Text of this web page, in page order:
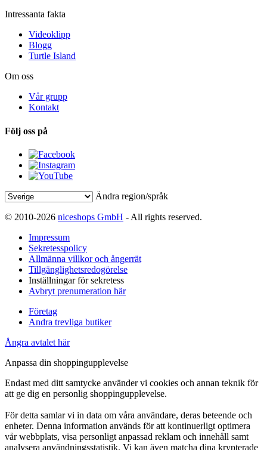
Intressanta fakta
Videoklipp
Blogg
Turtle Island
Om oss
Vår grupp
Kontakt
Följ oss på
Ändra region/språk
© 2010-2026 niceshops GmbH - All rights reserved.
Impressum
Sekretesspolicy
Allmänna villkor och ångerrät
Tillgänglighetsredogörelse
Inställningar för sekretess
Avbryt prenumeration här
Företag
Andra trevliga butiker
Ångra avtalet här
Anpassa din shoppingupplevelse
Endast med ditt samtycke använder vi cookies och annan teknik för
att ge dig en personlig shoppingupplevelse.
För detta samlar vi in data om våra användare, deras beteende och
enheter. Denna information används för att kontinuerligt optimera
vår webbplats, visa personligt anpassad reklam och innehåll samt
analysera användningsstatistik. Vi kan även matcha dina krypterade